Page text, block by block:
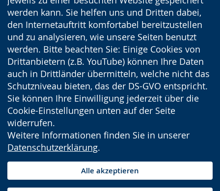
werden kann. Sie helfen uns und Dritten dabei,
den Internetauftritt komfortabel bereitzustellen
und zu analysieren, wie unsere Seiten benutzt
werden. Bitte beachten Sie: Einige Cookies von
Drittanbietern (z.B. YouTube) können Ihre Daten
auch in Drittländer übermitteln, welche nicht das
Schutzniveau bieten, das der DS-GVO entspricht.
Sie können Ihre Einwilligung jederzeit über die
Cookie-Einstellungen unten auf der Seite
widerrufen.
Weitere Informationen finden Sie in unserer
Datenschutzerklärung.
Alle akzeptieren